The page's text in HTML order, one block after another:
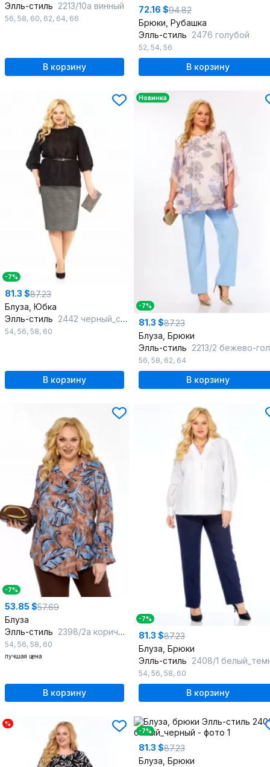
Элль-стиль 2213/10а винный
56, 58, 60, 62, 64, 66
В корзину
72.16 $94.82
Брюки, Рубашка
Элль-стиль 2476 голубой
52, 54, 56
В корзину
-7%
81.3 $87.23
Блуза, Юбка
Элль-стиль 2442 черный_серебро
54, 56, 58, 60
В корзину
Новинка
-7%
81.3 $87.23
Блуза, Брюки
Элль-стиль 2213/2 бежево-
56, 58, 62, 64
В корзину
-7%
53.85 $57.69
Блуза
Элль-стиль 2398/2а коричневый_голубой_принт
54, 56, 58, 60
лучшая цена
В корзину
-7%
81.3 $87.23
Блуза, Брюки
Элль-стиль 2408/1 белый_темно-
54, 56, 58, 60
В корзину
%
-7%
81.3 $87.23
Блуза, Брюки